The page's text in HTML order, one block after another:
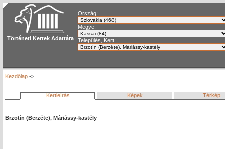
Történeti Kertek Adattára
Ország:
Megye:
Település, Kert:
Kezdőlap ->
Kertleírás Képek Térkép
Brzotín (Berzéte), Máriássy-kastély